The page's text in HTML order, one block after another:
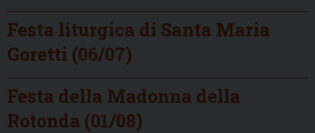
Festa liturgica di Santa Maria
Goretti (06/07)
Festa della Madonna della
Rotonda (01/08)